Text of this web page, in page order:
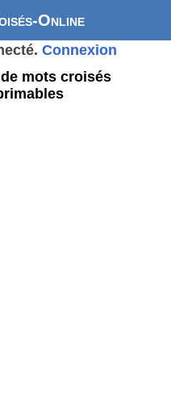
Online
Connexion
mots croisés